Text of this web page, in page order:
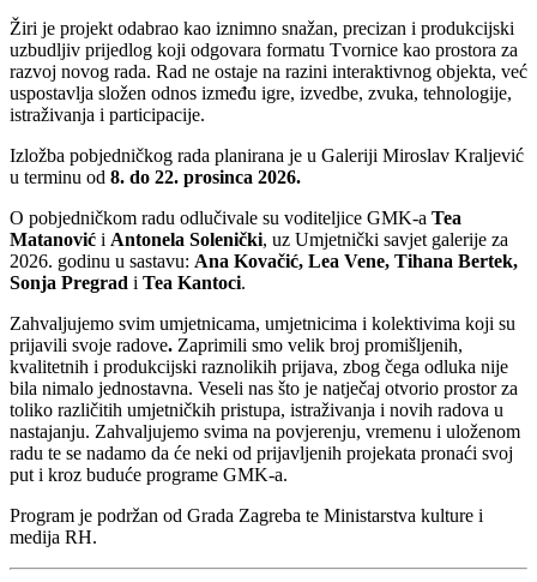
Žiri je projekt odabrao kao iznimno snažan, precizan i produkcijski
uzbudljiv prijedlog koji odgovara formatu Tvornice kao prostora za
razvoj novog rada. Rad ne ostaje na razini interaktivnog objekta, već
uspostavlja složen odnos između igre, izvedbe, zvuka, tehnologije,
istraživanja i participacije.
Izložba pobjedničkog rada planirana je u Galeriji Miroslav Kraljević
u terminu od 8. do 22. prosinca 2026.
O pobjedničkom radu odlučivale su voditeljice GMK-a Tea
Matanović i Antonela Solenički, uz Umjetnički savjet galerije za
2026. godinu u sastavu: Ana Kovačić, Lea Vene, Tihana Bertek,
Sonja Pregrad i Tea Kantoci.
Zahvaljujemo svim umjetnicama, umjetnicima i kolektivima koji su
prijavili svoje radove. Zaprimili smo velik broj promišljenih,
kvalitetnih i produkcijski raznolikih prijava, zbog čega odluka nije
bila nimalo jednostavna. Veseli nas što je natječaj otvorio prostor za
toliko različitih umjetničkih pristupa, istraživanja i novih radova u
nastajanju. Zahvaljujemo svima na povjerenju, vremenu i uloženom
radu te se nadamo da će neki od prijavljenih projekata pronaći svoj
put i kroz buduće programe GMK-a.
Program je podržan od Grada Zagreba te Ministarstva kulture i
medija RH.